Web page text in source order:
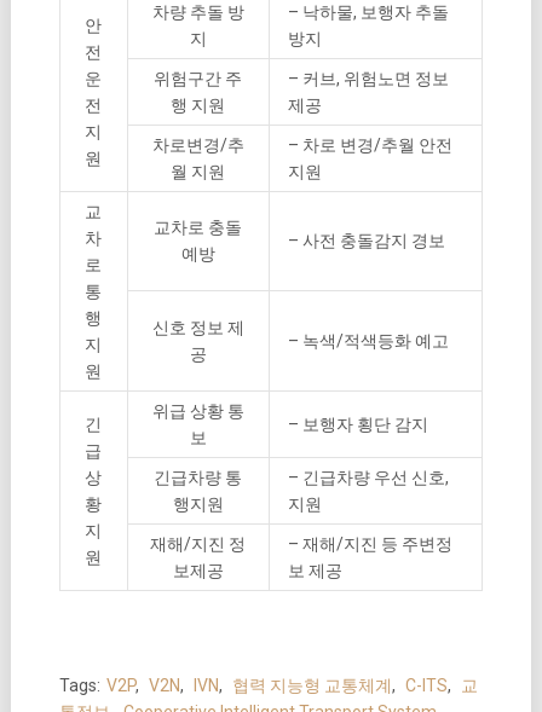
안
전
운
전
지
원
차량 추돌 방
지
– 낙하물, 보행자 추돌
방지
위험구간 주
행 지원
– 커브, 위험노면 정보
제공
차로변경/추
월 지원
– 차로 변경/추월 안전
지원
교
차
로
통
행
지
원
교차로 충돌
예방
– 사전 충돌감지 경보
신호 정보 제
공
– 녹색/적색등화 예고
긴
급
상
황
지
원
위급 상황 통
보
– 보행자 횡단 감지
긴급차량 통
행지원
– 긴급차량 우선 신호,
지원
재해/지진 정
보제공
– 재해/지진 등 주변정
보 제공
Tags: V2P, V2N, IVN, 협력 지능형 교통체계, C-ITS,
교